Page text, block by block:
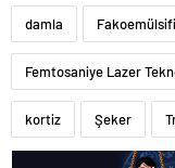
damla
Femtosaniye Lazer
kortiz Şeker